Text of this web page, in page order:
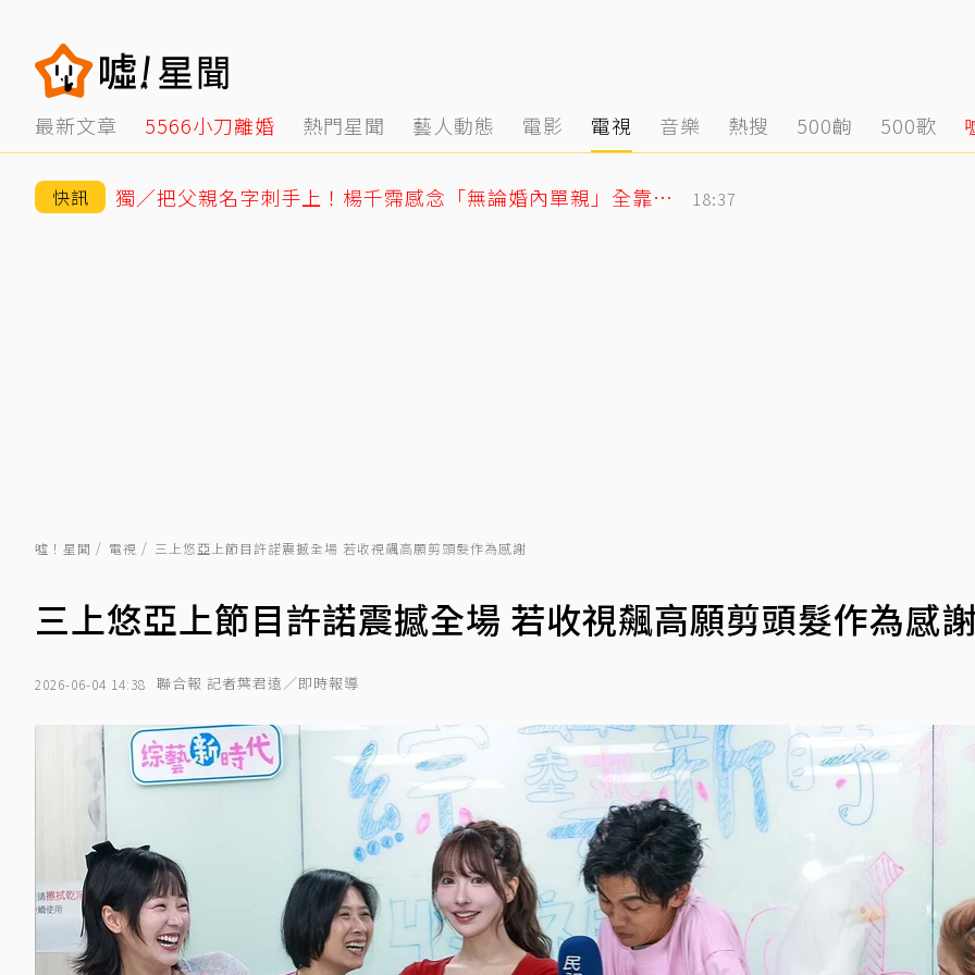
最新文章 5566小刀離婚 熱門星聞 藝人動態 電影 電視 音樂 熱搜 500齣 500歌
快訊 獨／把父親名字刺手上！楊千霈感念「無論婚內單親」全靠老爸當後盾 18:37
噓！星聞 電視 三上悠亞上節目許諾震撼全場 若收視飆高願剪頭髮作為感謝
三上悠亞上節目許諾震撼全場 若收視飆高願剪頭髮作為感
2026-06-04 14:38 聯合報 記者葉君遠／即時報導